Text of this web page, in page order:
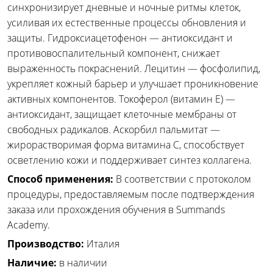
синхронизирует дневные и ночные ритмы клеток,
усиливая их естественные процессы обновления и
защиты. Гидроксиацетофенон — антиоксидант и
противовоспалительный компонент, снижает
выраженность покраснений. Лецитин — фосфолипид,
укрепляет кожный барьер и улучшает проникновение
активных компонентов. Токоферол (витамин E) —
антиоксидант, защищает клеточные мембраны от
свободных радикалов. Аскорбил пальмитат —
жирорастворимая форма витамина C, способствует
осветлению кожи и поддерживает синтез коллагена.
Способ применения: В соответствии с протоколом
процедуры, предоставляемым после подтверждения
заказа или прохождения обучения в Summands
Academy.
Производство: Италия
Наличие: в наличии